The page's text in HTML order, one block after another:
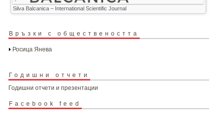
Silva Balcanica – International Scientific Journal
Връзки с обществеността
Росица Янева
Годишни отчети
Годишни отчети и презентации
Facebook feed